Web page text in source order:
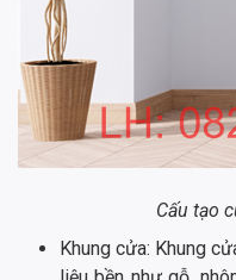
Cấu tạo
Khung cửa: Khung